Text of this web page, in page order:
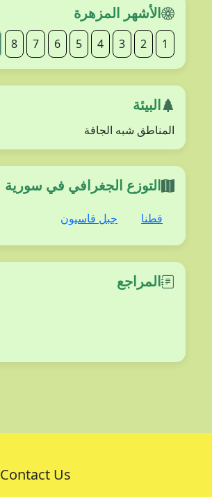
الأشهر المزهرة
1
2
3
4
5
6
7
8
البيئة
المناطق شبه الجافة
التوزع الجغرافي في سورية
قطنا جبل قاسيون
المراجع
Contact Us